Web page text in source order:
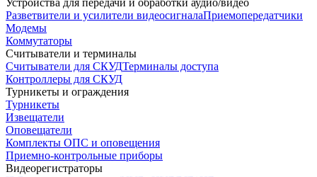
Устройства для передачи и обработки аудио/видео
Разветвители и усилители видеосигналаПриемопередатчики
Модемы
Коммутаторы
Считыватели и терминалы
Считыватели для СКУДТерминалы доступа
Контроллеры для СКУД
Турникеты и ограждения
Турникеты
Извещатели
Оповещатели
Комплекты ОПС и оповещения
Приемно-контрольные приборы
Видеорегистраторы